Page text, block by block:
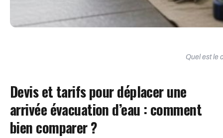
Quel est le
Devis et tarifs pour déplacer une
arrivée évacuation d’eau : comment
bien comparer ?